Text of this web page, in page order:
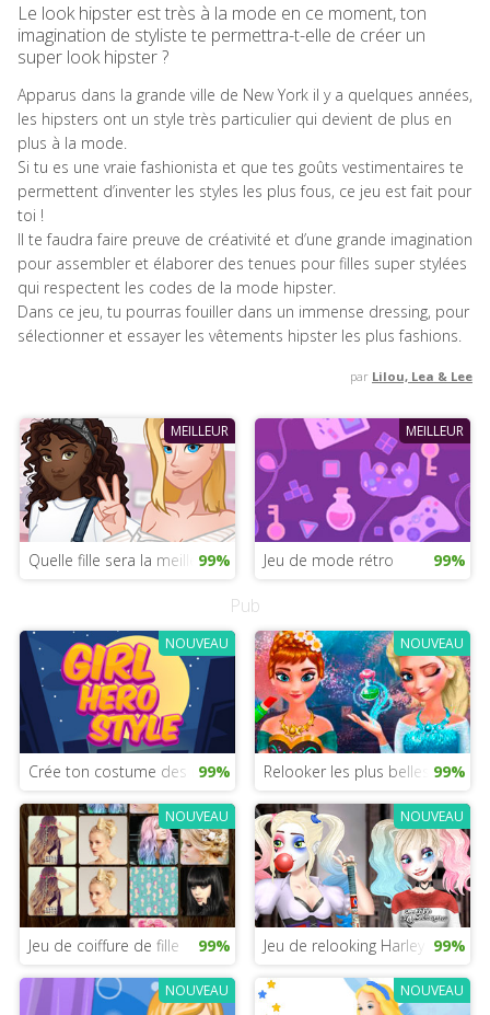
Le look hipster est très à la mode en ce moment, ton
imagination de styliste te permettra-t-elle de créer un
super look hipster ?
Apparus dans la grande ville de New York il y a quelques années,
les hipsters ont un style très particulier qui devient de plus en
plus à la mode.
Si tu es une vraie fashionista et que tes goûts vestimentaires te
permettent d’inventer les styles les plus fous, ce jeu est fait pour
toi !
Il te faudra faire preuve de créativité et d’une grande imagination
pour assembler et élaborer des tenues pour filles super stylées
qui respectent les codes de la mode hipster.
Dans ce jeu, tu pourras fouiller dans un immense dressing, pour
sélectionner et essayer les vêtements hipster les plus fashions.
par Lilou, Lea & Lee
MEILLEUR
Quelle fille sera la meilleure instagrameuse ?
99%
MEILLEUR
Jeu de mode rétro 99%
Pub
NOUVEAU
Crée ton costume des indestructibles 2
99%
NOUVEAU
Relooker les plus belles 99%
NOUVEAU
Jeu de coiffure de fille 99%
NOUVEAU
Jeu de relooking Harley Quinn
99%
NOUVEAU NOUVEAU